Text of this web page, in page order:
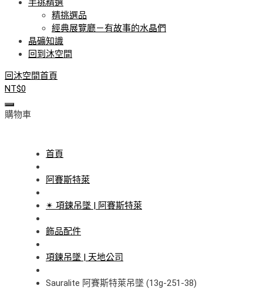
手挑精選
精挑選品
經典展覽廳－有故事的水晶們
晶礦知識
回到沐空間
回沐空間首頁
NT$0
購物車
首頁
阿賽斯特萊
✴ 項鍊吊墜 | 阿賽斯特萊
飾品配件
項鍊吊墜 | 天地公司
Sauralite 阿賽斯特萊吊墜 (13g-251-38)